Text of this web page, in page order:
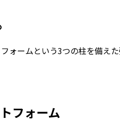
ォームという3つの柱を備え
フォーム